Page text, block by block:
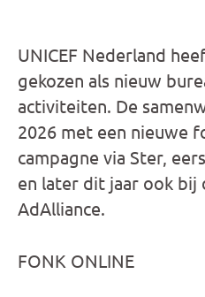
UNICEF Nederland
gekozen als nieuw
activiteiten. De
2026 met een nieuwe
campagne via Ster,
en later dit jaar ook bij
AdAlliance.
FONK ONLINE